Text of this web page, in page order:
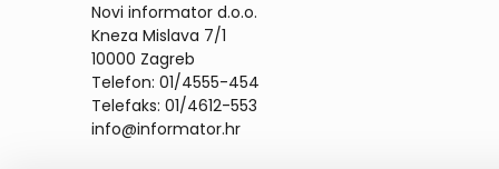
Novi informator d.o.o.
Kneza Mislava 7/1
10000 Zagreb
Telefon: 01/4555-454
Telefaks: 01/4612-553
info@informator.hr